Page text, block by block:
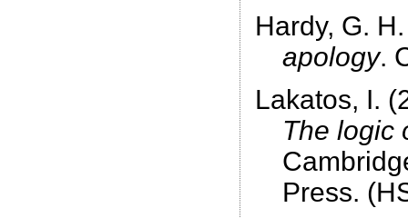
Hardy, G.
apology.
Lakatos, I.
The logic
Press.